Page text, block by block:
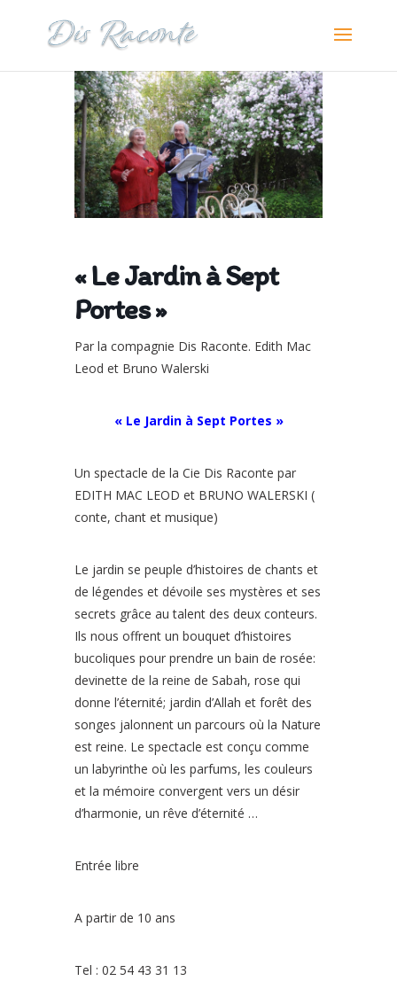
« Le Jardin à Sept
Portes »
Par la compagnie Dis Raconte. Edith Mac
Leod et Bruno Walerski
« Le Jardin à Sept Portes »
Un spectacle de la Cie Dis Raconte par
EDITH MAC LEOD et BRUNO WALERSKI (
conte, chant et musique)
Le jardin se peuple d’histoires de chants et
de légendes et dévoile ses mystères et ses
secrets grâce au talent des deux conteurs.
Ils nous offrent un bouquet d’histoires
bucoliques pour prendre un bain de rosée:
devinette de la reine de Sabah, rose qui
donne l’éternité; jardin d’Allah et forêt des
songes jalonnent un parcours où la Nature
est reine. Le spectacle est conçu comme
un labyrinthe où les parfums, les couleurs
et la mémoire convergent vers un désir
d’harmonie, un rêve d’éternité …
Entrée libre
A partir de 10 ans
Tel : 02 54 43 31 13